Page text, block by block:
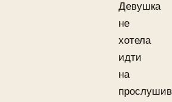
Девушка
не
хотела
идти
на